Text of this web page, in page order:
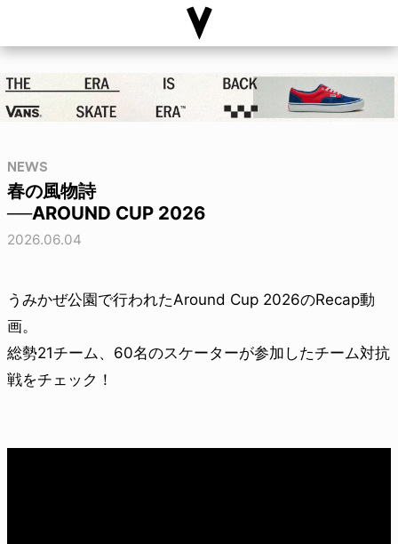
NEWS
春の風物詩
──AROUND CUP 2026
2026.06.04
うみかぜ公園で行われたAround Cup 2026のRecap動
画。
総勢21チーム、60名のスケーターが参加したチーム対抗
戦をチェック！